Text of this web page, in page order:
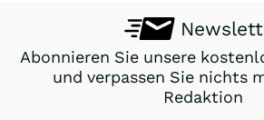
Abonnieren Sie unsere
und verpassen Sie nichts
Redaktion